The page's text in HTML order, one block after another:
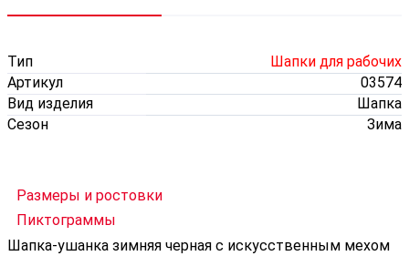
Тип
Шапки для рабочих
Артикул
03574
Вид изделия
Шапка
Сезон
Зима
Размеры и ростовки
Пиктограммы
Шапка-ушанка зимняя черная с искусственным мехом